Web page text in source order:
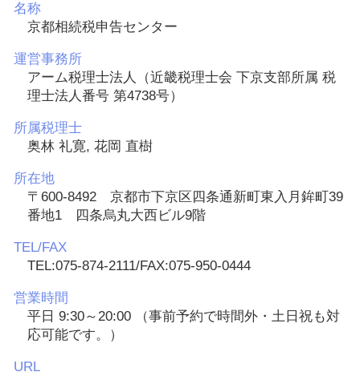
名称
京都相続税申告センター
運営事務所
アーム税理士法人（近畿税理士会 下京支部所属 税
理士法人番号 第4738号）
所属税理士
奥林 礼寛, 花岡 直樹
所在地
〒600-8492 京都市下京区四条通新町東入月鉾町39
番地1 四条烏丸大西ビル9階
TEL/FAX
TEL:075-874-2111/FAX:075-950-0444
営業時間
平日 9:30～20:00 （事前予約で時間外・土日祝も対
応可能です。）
URL